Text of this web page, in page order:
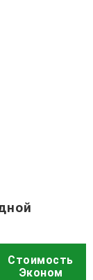
Стоимость
Эконом